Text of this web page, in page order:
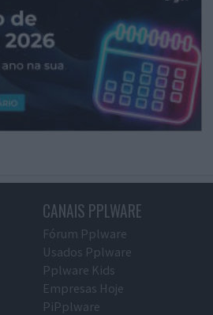
CANAIS PPLWARE
Fórum Pplware
Usados Pplware
Pplware Kids
Empresas Hoje
PiPplware